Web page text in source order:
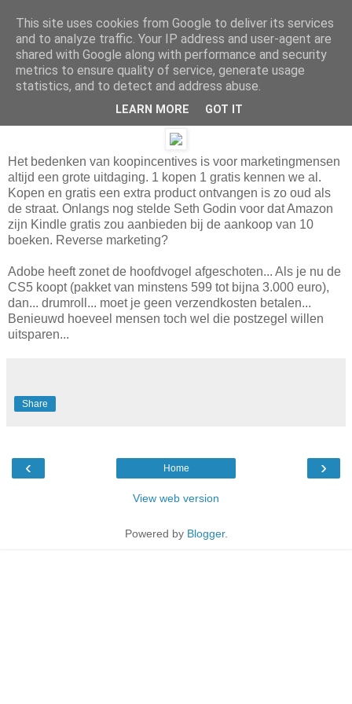
Tuesday, September 07, 2010
Grappigste promo ooit Adobe
Het bedenken van koopincentives is voor marketingmensen
altijd een grote uitdaging. 1 kopen 1 gratis kennen we al.
Kopen en gratis een extra product ontvangen is zo oud als
de straat. Onlangs nog stelde Seth Godin voor dat Amazon
zijn Kindle gratis zou aanbieden bij de aankoop van 10
boeken. Reverse marketing?
Adobe heeft zonet de hoofdvogel afgeschoten... Als je nu de
CS5 koopt (pakket van minstens 599 tot bijna 3.000 euro),
dan... drumroll... moet je geen verzendkosten betalen...
Benieuwd hoeveel mensen toch wel die postzegel willen
uitsparen...
Share
‹ ›
Home
View web version
Powered by Blogger.
This site uses cookies from Google to deliver its services
and to analyze traffic. Your IP address and user-agent are
shared with Google along with performance and security
metrics to ensure quality of service, generate usage
statistics, and to detect and address abuse.
LEARN MORE GOT IT